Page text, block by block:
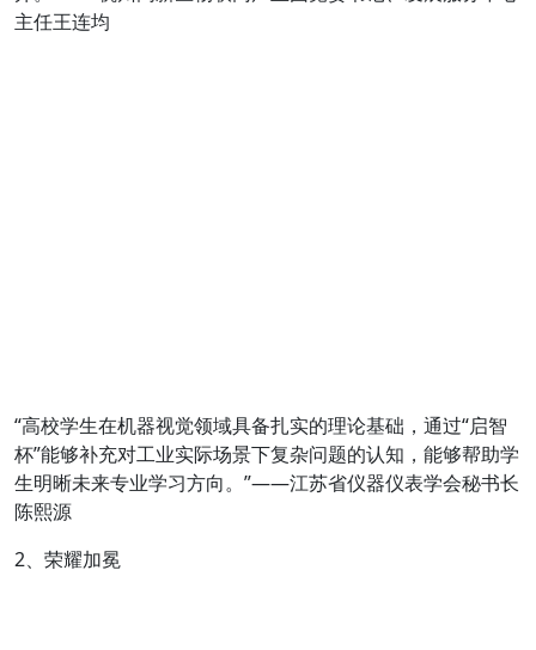
主任王连均
“高校学生在机器视觉领域具备扎实的理论基础，通过“启智
杯”能够补充对工业实际场景下复杂问题的认知，能够帮助学
生明晰未来专业学习方向。”——江苏省仪器仪表学会秘书长
陈熙源
2、荣耀加冕